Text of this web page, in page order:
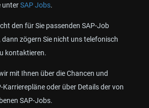
unterSAP Jobs.
den für Sie passenden SAP-Job
zögern Sie nicht uns telefonisch
kontaktieren.
mit Ihnen über die Chancen und
Karrierepläne oder über Details der von
SAP-Jobs.